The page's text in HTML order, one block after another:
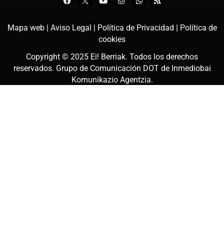
Mapa web | Aviso Legal | Política de Privacidad | Política de
cookies
Copyright © 2025 Ei! Berriak. Todos los derechos
reservados. Grupo de Comunicación DOT de Inmediobai
Komunikazio Agentzia.